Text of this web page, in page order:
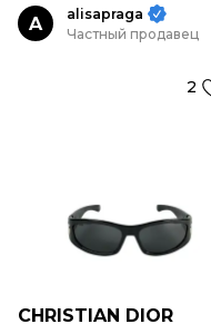
A
alisapraga
Частный продавец
2
CHRISTIAN DIOR